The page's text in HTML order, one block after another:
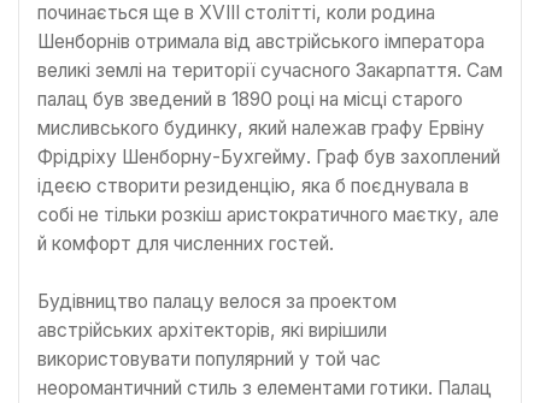
починається ще в XVIII столітті, коли родина
Шенборнів отримала від австрійського імператора
великі землі на території сучасного Закарпаття. Сам
палац був зведений в 1890 році на місці старого
мисливського будинку, який належав графу Ервіну
Фрідріху Шенборну-Бухгейму. Граф був захоплений
ідеєю створити резиденцію, яка б поєднувала в
собі не тільки розкіш аристократичного маєтку, але
й комфорт для численних гостей.
Будівництво палацу велося за проектом
австрійських архітекторів, які вирішили
використовувати популярний у той час
неоромантичний стиль з елементами готики. Палац